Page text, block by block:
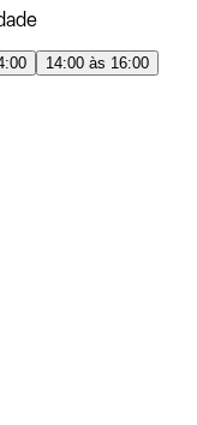
14:00 às 16:00